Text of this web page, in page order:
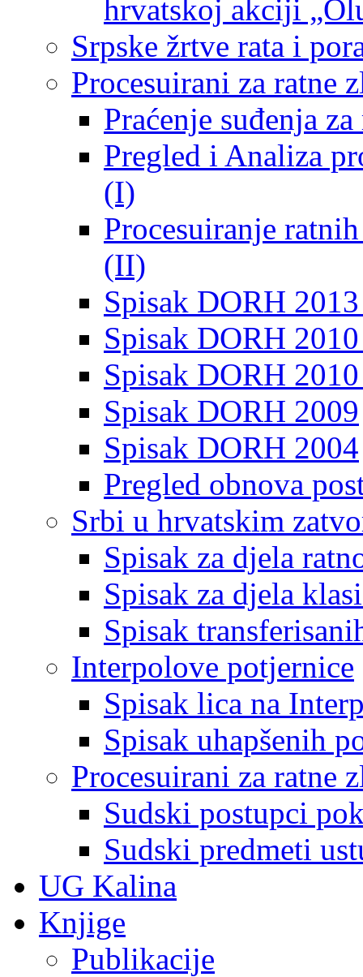
hrvatskoj akciji
Srpske žrtve rata i
Procesuirani za ratne
Praćenje suđenja
Pregled i Analiza
(I)
Procesuiranje
(II)
Spisak DORH
Spisak DORH
Spisak DORH
Spisak DORH 2009
Spisak DORH 2004
Pregled obnova
Srbi u hrvatskim
Spisak za djela
Spisak za djela
Spisak
Interpolove potjernice
Spisak lica na
Spisak uhapšenih
Procesuirani za ratne
Sudski postupci
Sudski predmeti
UG Kalina
Knjige
Publikacije